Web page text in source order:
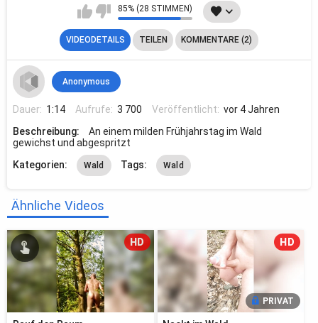
85% (28 STIMMEN)
VIDEODETAILS TEILEN KOMMENTARE (2)
Anonymous
Dauer: 1:14 Aufrufe: 3 700 Veröffentlicht: vor 4 Jahren
Beschreibung:
An einem milden Frühjahrstag im Wald
gewichst und abgespritzt
Kategorien:
Wald Tags: Wald
Ähnliche Videos
HD
PRIVAT
HD